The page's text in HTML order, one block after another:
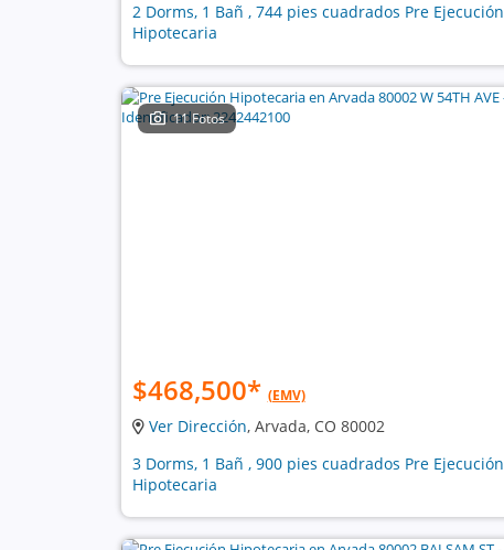
2 Dorms, 1 Bañ , 744 pies cuadrados Pre Ejecución
Hipotecaria
11 Fotos
$468,500* (EMV)
Ver Dirección, Arvada, CO 80002
3 Dorms, 1 Bañ , 900 pies cuadrados Pre Ejecución
Hipotecaria